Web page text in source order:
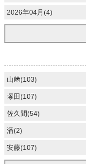
2026年04月(4)
山﨑(103)
塚田(107)
佐久間(54)
潘(2)
安藤(107)